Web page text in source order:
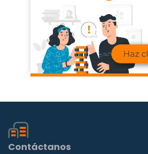
Contáctanos